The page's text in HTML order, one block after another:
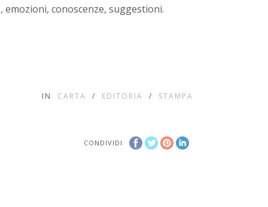
conoscenze, suggestioni.
IN CARTA / EDITORIA / STAMPA
CONDIVIDI